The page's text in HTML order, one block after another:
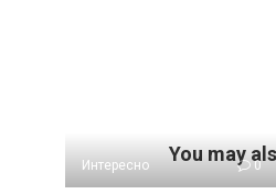
You may
Интересно 0